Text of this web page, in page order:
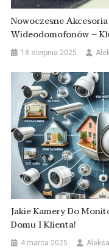
Nowoczesne
Wideodomofonów –
18 sierpnia 2025
Jakie Kamery Do
Domu I Klienta!
4 marca 2025